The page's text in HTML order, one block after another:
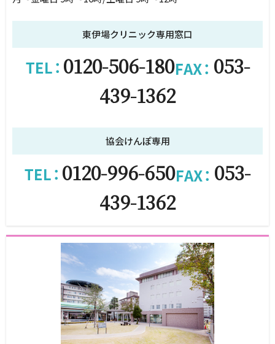
東伊場クリニック専用窓口
0120-506-180
053-
439-1362
協会けんぽ専用
0120-996-650
053-
439-1362